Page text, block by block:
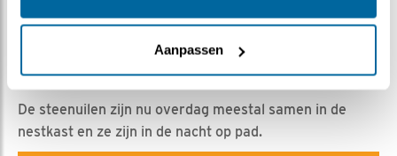
Aanpassen
Aankomst hoofdrolspelers
Geert | Geplaatst op 2 maart 2025, 7:00 |
leuk| Bewaar dit filmpje|
221x
De steenuilen zijn nu overdag meestal samen in de
nestkast en ze zijn in de nacht op pad.